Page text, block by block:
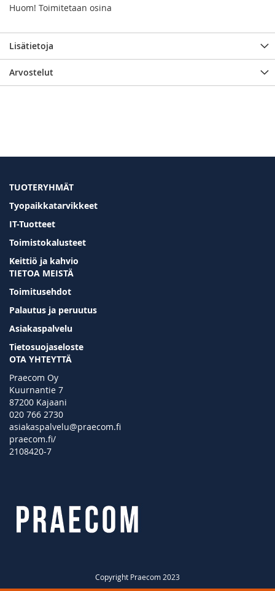
Huom! Toimitetaan osina
Lisätietoja
Arvostelut
TUOTERYHMÄT
Tyopaikkatarvikkeet
IT-Tuotteet
Toimistokalusteet
Keittiö ja kahvio
TIETOA MEISTÄ
Toimitusehdot
Palautus ja peruutus
Asiakaspalvelu
Tietosuojaseloste
OTA YHTEYTTÄ
Praecom Oy
Kuurnantie 7
87200 Kajaani
020 766 2730
asiakaspalvelu@praecom.fi
praecom.fi/
2108420-7
Copyright Praecom 2023